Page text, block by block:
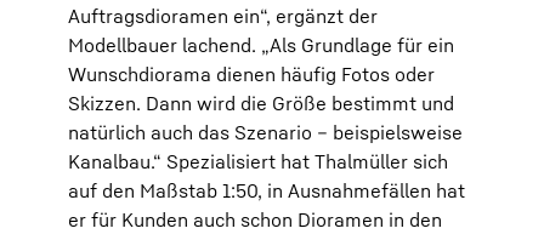
Auftragsdioramen ein“, ergänzt der
Modellbauer lachend. „Als Grundlage für ein
Wunschdiorama dienen häufig Fotos oder
Skizzen. Dann wird die Größe bestimmt und
natürlich auch das Szenario – beispielsweise
Kanalbau.“ Spezialisiert hat Thalmüller sich
auf den Maßstab 1:50, in Ausnahmefällen hat
er für Kunden auch schon Dioramen in den